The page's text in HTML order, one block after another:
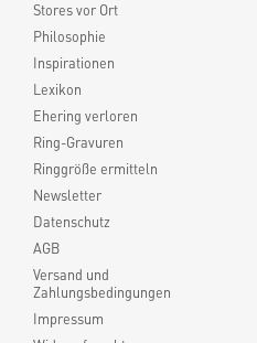
Stores vor Ort
Philosophie
Inspirationen
Lexikon
Ehering verloren
Ring-Gravuren
Ringgröße ermitteln
Newsletter
Datenschutz
AGB
Versand und
Zahlungsbedingungen
Impressum